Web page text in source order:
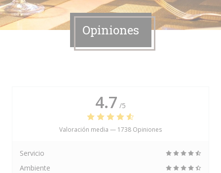
Opiniones
4.7 /5
Valoración media — 1738 Opiniones
Servicio
Ambiente